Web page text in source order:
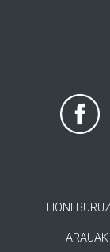
HONI
ARAUAK